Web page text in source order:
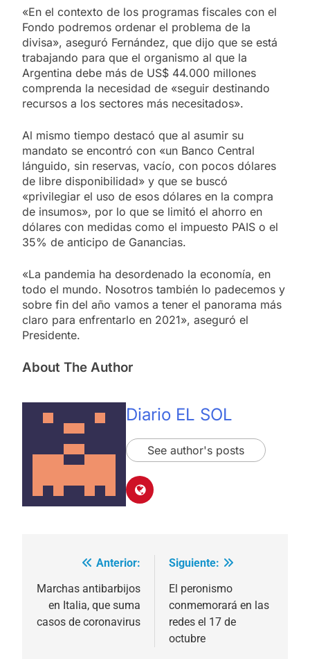
«En el contexto de los programas fiscales con el
Fondo podremos ordenar el problema de la
divisa», aseguró Fernández, que dijo que se está
trabajando para que el organismo al que la
Argentina debe más de US$ 44.000 millones
comprenda la necesidad de «seguir destinando
recursos a los sectores más necesitados».
Al mismo tiempo destacó que al asumir su
mandato se encontró con «un Banco Central
lánguido, sin reservas, vacío, con pocos dólares
de libre disponibilidad» y que se buscó
«privilegiar el uso de esos dólares en la compra
de insumos», por lo que se limitó el ahorro en
dólares con medidas como el impuesto PAIS o el
35% de anticipo de Ganancias.
«La pandemia ha desordenado la economía, en
todo el mundo. Nosotros también lo padecemos y
sobre fin del año vamos a tener el panorama más
claro para enfrentarlo en 2021», aseguró el
Presidente.
About The Author
Diario EL SOL
See author's posts
Navegación
de
entradas
Anterior:
Marchas antibarbijos
en Italia, que suma
casos de coronavirus
Siguiente:
El peronismo
conmemorará en las
redes el 17 de
octubre